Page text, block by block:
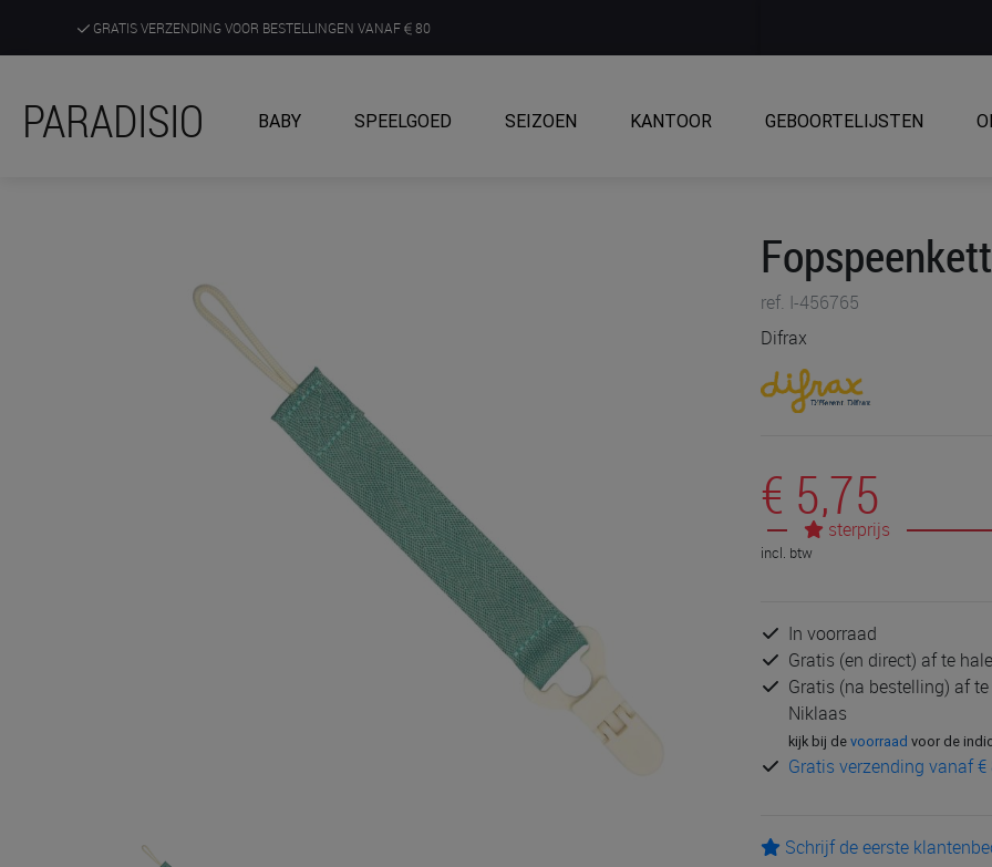
GRATIS VERZENDING VOOR BESTELLINGEN VANAF 80
ONTDEK, BELEEF EN KRIJG ADVIES IN ONZE WINKELS
PARADISIO BABY SPEELGOED SEIZOEN KANTOOR GEBOORTELIJSTEN
ref. I-456765
Difrax
€ 5,75
sterprijs
incl. btw
In voorraad
Gratis (en direct) af te
Gratis (na bestelling) af
Niklaas
kijk bij devoorraad voor de
Gratis verzending vanaf €
Schrijf de eerste